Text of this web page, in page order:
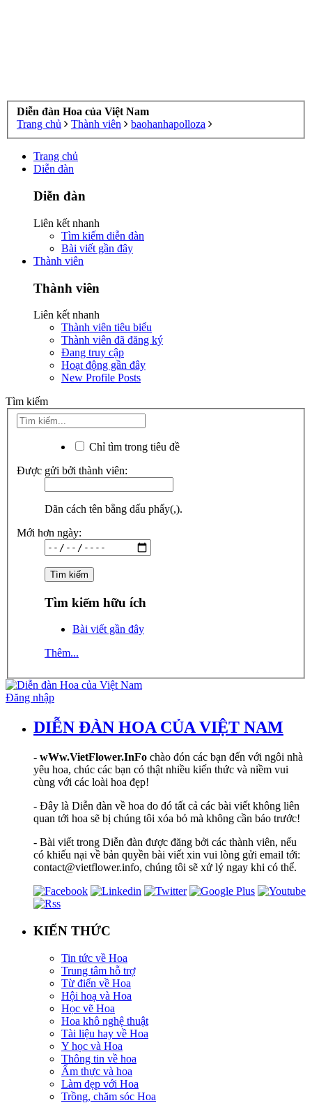
Diễn đàn Hoa của Việt Nam
Trang chủ
Thành viên baohanhapolloza
Trang chủ
Diễn đàn
Diễn đàn
Liên kết nhanh
Tìm kiếm diễn đàn
Bài viết gần đây
Thành viên
Thành viên
Liên kết nhanh
Thành viên tiêu biểu
Thành viên đã đăng ký
Đang truy cập
Hoạt động gần đây
New Profile Posts
Tìm kiếm
Chỉ tìm trong tiêu đề
Được gửi bởi thành viên:
Dãn cách tên bằng dấu phẩy(,).
Mới hơn ngày:
Tìm kiếm hữu ích
Bài viết gần đây
Thêm...
Đăng nhập
DIỄN ĐÀN HOA CỦA VIỆT NAM
- wWw.VietFlower.InFo chào đón các bạn đến với ngôi nhà
yêu hoa, chúc các bạn có thật nhiều kiến thức và niềm vui
cùng với các loài hoa đẹp!
- Đây là Diễn đàn về hoa do đó tất cả các bài viết không liên
quan tới hoa sẽ bị chúng tôi xóa bỏ mà không cần báo trước!
- Bài viết trong Diễn đàn được đăng bởi các thành viên, nếu
có khiếu nại về bản quyền bài viết xin vui lòng gửi email tới:
contact@vietflower.info, chúng tôi sẽ xử lý ngay khi có thể.
KIẾN THỨC
Tin tức về Hoa
Trung tâm hỗ trợ
Từ điển về Hoa
Hội hoạ và Hoa
Học vẽ Hoa
Hoa khô nghệ thuật
Tài liệu hay về Hoa
Y học và Hoa
Thông tin về hoa
Ẩm thực và hoa
Làm đẹp với Hoa
Trồng, chăm sóc Hoa